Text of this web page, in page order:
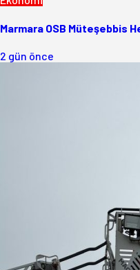
Marmara OSB Müteşebbis
2 gün önce